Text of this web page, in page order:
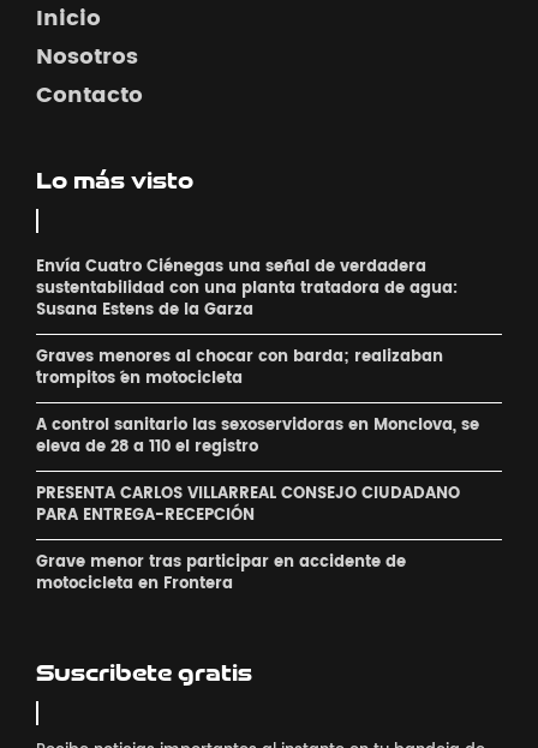
Inicio
Nosotros
Contacto
Lo más visto
Envía Cuatro Ciénegas una señal de verdadera
sustentabilidad con una planta tratadora de agua:
Susana Estens de la Garza
Graves menores al chocar con barda; realizaban
´trompitos ´en motocicleta
A control sanitario las sexoservidoras en Monclova, se
eleva de 28 a 110 el registro
PRESENTA CARLOS VILLARREAL CONSEJO CIUDADANO
PARA ENTREGA-RECEPCIÓN
Grave menor tras participar en accidente de
motocicleta en Frontera
Suscribete gratis